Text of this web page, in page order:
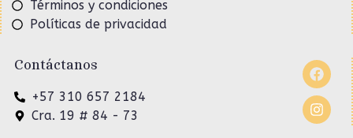
Términos y condiciones
Políticas de privacidad
Contáctanos
+57 310 657 2184
Cra. 19 # 84 - 73